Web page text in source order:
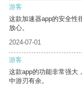
游客
这款加速器app的安全性
放心。
2024-07-01
游客
这款app的功能非常强大
中游刃有余。